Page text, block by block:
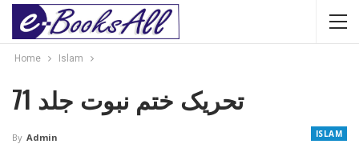
Home Islam
تحریک ختم نبوت جلد 71
ISLAM
By Admin